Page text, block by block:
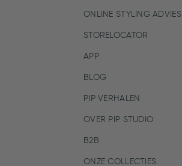
ONLINE STYLING ADVIES
STORELOCATOR
APP
BLOG
PIP VERHALEN
OVER PIP STUDIO
B2B
ONZE COLLECTIES